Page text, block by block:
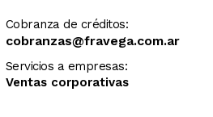
Cobranza de créditos:
cobranzas@fravega.com.ar
Servicios a empresas:
Ventas corporativas